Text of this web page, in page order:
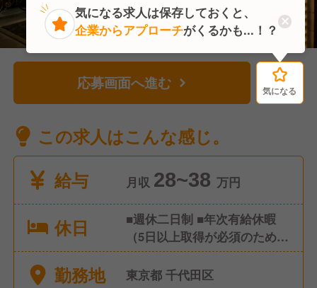
応募画面へ進む 気になる
この求人はこんな感じ。
給与
月収 28~38 万円
休日
■週休二日制 ■年次有給休暇
（5日以上取得が必須のため、
取りやすいです） ■夏季休暇
■冬季休暇 ■慶弔休暇 ■8連休
勤務地 東京都 千代田区
気になる
気になる求人は保存しておくと、
企業からアプローチがくるかも...！？